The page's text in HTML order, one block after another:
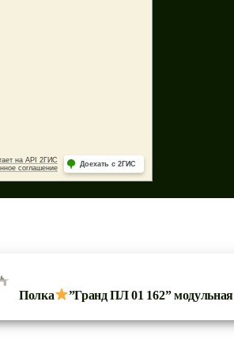
Полка ”Гранд ПЛ 01 162” модульная